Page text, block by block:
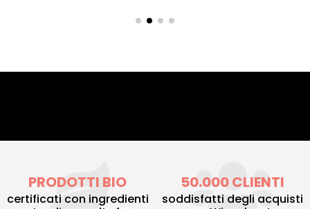
PRODOTTI BIO
certificati con ingredienti
50.000 CLIENTI
soddisfatti degli acquisti